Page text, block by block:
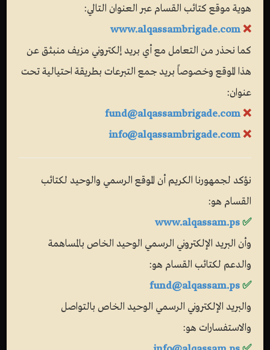
هوية موقع كتائب القسام عبر العنوان التالي:
❌
www.alqassambrigade.com
كما نحذر من التعامل مع أي بريد إلكتروني مزيف منبثق عن
هذا الموقع وخصوصاً بريد جمع التبرعات بطريقة احتيالية تحت
عنوان:
❌
fund@alqassambrigade.com
❌
info@alqassambrigade.com
نؤكد لجمهورنا الكريم أن الموقع الرسمي والوحيد لكتائب
القسام هو:
✅
www.alqassam.ps
وأن البريد الإلكتروني الرسمي الوحيد الخاص بالمساهمة
والدعم لكتائب القسام هو:
✅
fund@alqassam.ps
والبريد الإلكتروني الرسمي الوحيد الخاص بالتواصل
والاستفسارات هو: